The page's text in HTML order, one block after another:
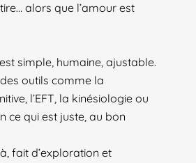
alors que l’amour est
simple, humaine, ajustable.
outils comme la
l’EFT, la kinésiologie ou
ce qui est juste, au bon
fait d’exploration et